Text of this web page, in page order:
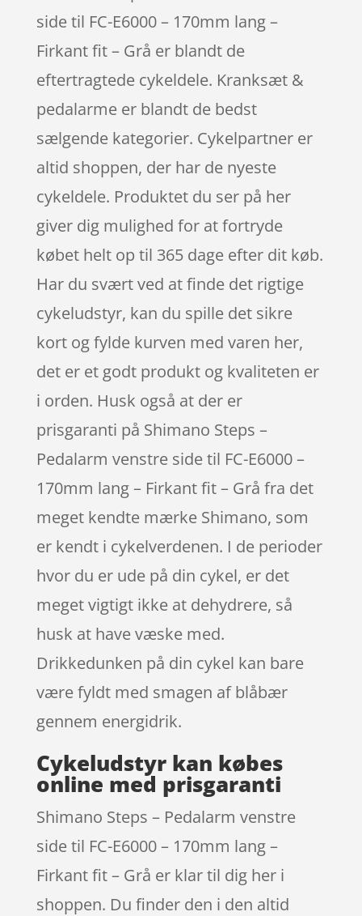
side til FC-E6000 – 170mm lang –
Firkant fit – Grå er blandt de
eftertragtede cykeldele. Kranksæt &
pedalarme er blandt de bedst
sælgende kategorier. Cykelpartner er
altid shoppen, der har de nyeste
cykeldele. Produktet du ser på her
giver dig mulighed for at fortryde
købet helt op til 365 dage efter dit køb.
Har du svært ved at finde det rigtige
cykeludstyr, kan du spille det sikre
kort og fylde kurven med varen her,
det er et godt produkt og kvaliteten er
i orden. Husk også at der er
prisgaranti på Shimano Steps –
Pedalarm venstre side til FC-E6000 –
170mm lang – Firkant fit – Grå fra det
meget kendte mærke Shimano, som
er kendt i cykelverdenen. I de perioder
hvor du er ude på din cykel, er det
meget vigtigt ikke at dehydrere, så
husk at have væske med.
Drikkedunken på din cykel kan bare
være fyldt med smagen af blåbær
gennem energidrik.
Cykeludstyr kan købes
online med prisgaranti
Shimano Steps – Pedalarm venstre
side til FC-E6000 – 170mm lang –
Firkant fit – Grå er klar til dig her i
shoppen. Du finder den i den altid